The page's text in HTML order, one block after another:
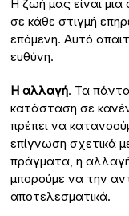
Η ζωή μας είναι μια
σε κάθε στιγμή
επόμενη. Αυτό
ευθύνη.
Η αλλαγή. Τα
κατάσταση σε
πρέπει να
επίγνωση σχετικά
πράγματα, η αλλαγή
μπορούμε να την
αποτελεσματικά.